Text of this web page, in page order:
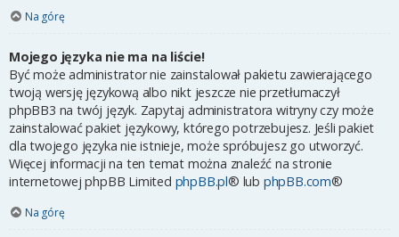
Na górę
Mojego języka nie ma na liście!
Być może administrator nie zainstalował pakietu zawierającego
twoją wersję językową albo nikt jeszcze nie przetłumaczył
phpBB3 na twój język. Zapytaj administratora witryny czy może
zainstalować pakiet językowy, którego potrzebujesz. Jeśli pakiet
dla twojego języka nie istnieje, może spróbujesz go utworzyć.
Więcej informacji na ten temat można znaleźć na stronie
internetowej phpBB Limited phpBB.pl® lub phpBB.com®
Na górę